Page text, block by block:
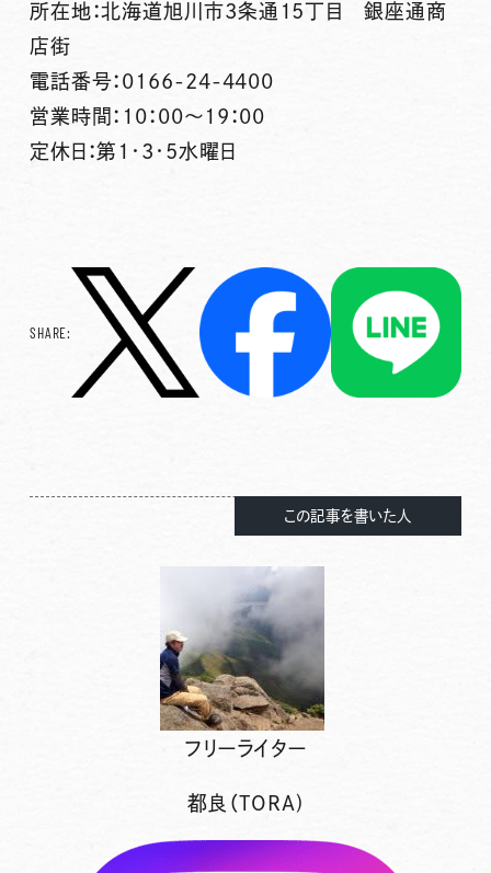
所在地：北海道旭川市3条通15丁目 銀座通商
店街
電話番号：0166-24-4400
営業時間：10：00～19：00
定休日：第1･3･5水曜日
SHARE:
この記事を書いた人
フリーライター
都良（TORA)